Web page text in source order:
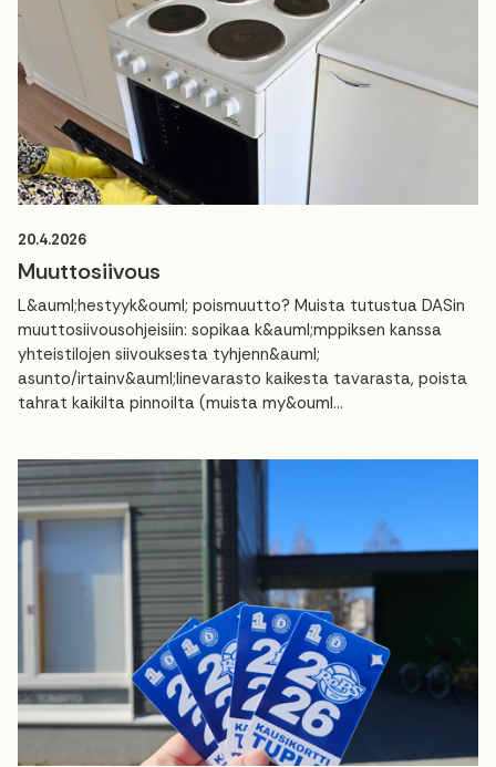
20.4.2026
Muuttosiivous
L&auml;hestyyk&ouml; poismuutto? Muista tutustua DASin
muuttosiivousohjeisiin: sopikaa k&auml;mppiksen kanssa
yhteistilojen siivouksesta tyhjenn&auml;
asunto/irtainv&auml;linevarasto kaikesta tavarasta, poista
tahrat kaikilta pinnoilta (muista my&ouml...